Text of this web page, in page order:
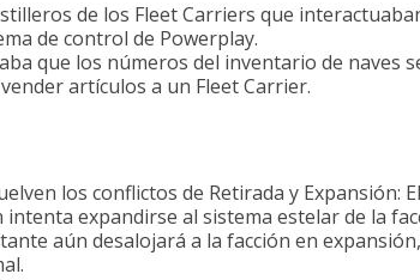
de los Fleet Carriers que
de control de Powerplay.
que los números del inventario de naves
artículos a un Fleet Carrier.
los conflictos de Retirada y Expansión:
expandirse al sistema estelar de la
aún desalojará a la facción en